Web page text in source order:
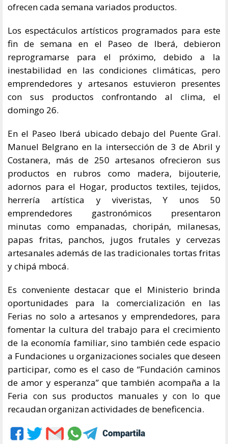
ofrecen cada semana variados productos.
Los espectáculos artísticos programados para este
fin de semana en el Paseo de Iberá, debieron
reprogramarse para el próximo, debido a la
inestabilidad en las condiciones climáticas, pero
emprendedores y artesanos estuvieron presentes
con sus productos confrontando al clima, el
domingo 26.
En el Paseo Iberá ubicado debajo del Puente Gral.
Manuel Belgrano en la intersección de 3 de Abril y
Costanera, más de 250 artesanos ofrecieron sus
productos en rubros como madera, bijouterie,
adornos para el Hogar, productos textiles, tejidos,
herrería artística y viveristas, Y unos 50
emprendedores gastronómicos presentaron
minutas como empanadas, choripán, milanesas,
papas fritas, panchos, jugos frutales y cervezas
artesanales además de las tradicionales tortas fritas
y chipá mbocá.
Es conveniente destacar que el Ministerio brinda
oportunidades para la comercialización en las
Ferias no solo a artesanos y emprendedores, para
fomentar la cultura del trabajo para el crecimiento
de la economía familiar, sino también cede espacio
a Fundaciones u organizaciones sociales que deseen
participar, como es el caso de “Fundación caminos
de amor y esperanza” que también acompaña a la
Feria con sus productos manuales y con lo que
recaudan organizan actividades de beneficencia.